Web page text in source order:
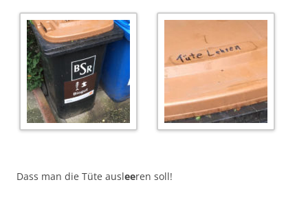
Dass man die Tüte ausleeren soll!